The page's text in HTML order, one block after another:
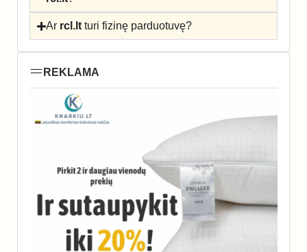
Ar rcl.lt turi fizinę parduotuvę?
REKLAMA